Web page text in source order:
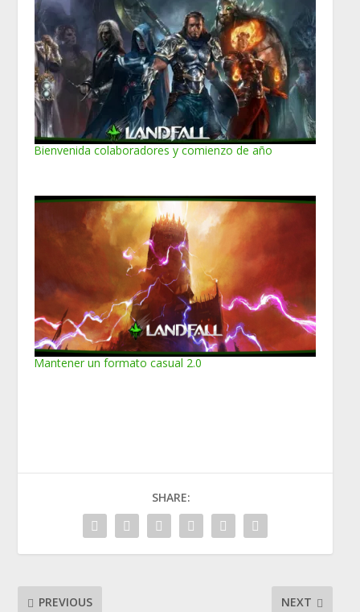
Bienvenida colaboradores y comienzo de año
Mantener un formato casual 2.0
SHARE:
PREVIOUS NEXT